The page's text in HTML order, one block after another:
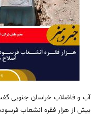
آب و فاضلاب خراسان جنوبی
بیش از هزار فقره انشعاب